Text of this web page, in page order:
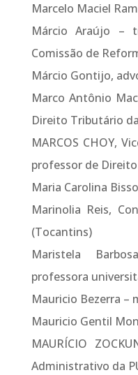
Marcelo Maciel
Márcio Araújo –
Comissão de
Márcio Gontijo,
Marco Antônio
Direito Tributário
MARCOS CHOY,
professor de
Maria Carolina
Marinolia Reis,
(Tocantins)
Maristela
professora
Mauricio Bezerra –
Mauricio Gentil
MAURÍCIO
Administrativo da